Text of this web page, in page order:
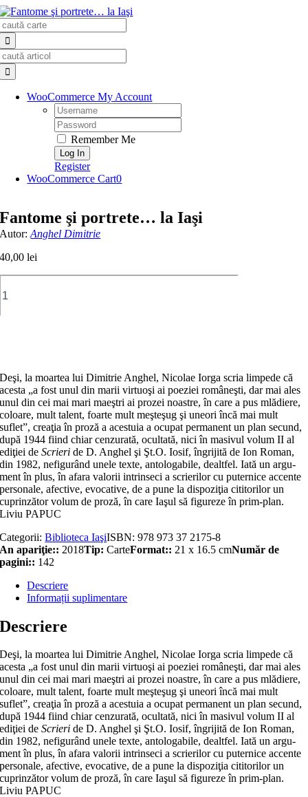
Skip
to
content
WooCommerce My Account
Username:
Password:
Remember Me
Register
WooCommerce Cart0
Fantome şi portrete… la Iaşi
Autor:Anghel Dimitrie
40,00lei
Deşi, la moartea lui Dimitrie Anghel, Nicolae Iorga scria limpede că
acesta „a fost unul din marii virtuoşi ai poeziei româneşti, dar mai ales
unul din cei mai mari maeştri ai prozei noastre, în care a pus mlădiere,
coloare, mult talent, foarte mult meşteşug şi une­ori încă mai mult
suflet”, creaţia în pro­ză a aces­tu­ia a ocupat permanent un plan se­­cund,
du­pă 1944 fiind chiar cenzurată, ocul­­tată, nici în masivul volum II al
ediţiei deScrieri de D. An­ghel şi Şt.O. Iosif, îngrijită de Ion Roman,
din 1982, nefigurând unele tex­­te, antologabile, dealtfel. Iată un argu­
ment în plus, în afara va­lorii in­trin­seci a scrierilor cu puternice accente
personale, afective, evocative, de a pune la dispoziţia ci­­titorilor un
cuprinzător volum de proză, în ca­re Iaşul să figureze în prim‑plan.
Liviu PAPUC
Categorii:Biblioteca IaşiISBN:978 973 37 2175-8
An apariţie:: 2018Tip: CarteFormat:: 21 x 16.5 cmNumăr de
pagini:: 142
Descriere
Informații suplimentare
Descriere
Deşi, la moartea lui Dimitrie Anghel, Nicolae Iorga scria limpede că
acesta „a fost unul din marii virtuoşi ai poeziei româneşti, dar mai ales
unul din cei mai mari maeştri ai prozei noastre, în care a pus mlădiere,
coloare, mult talent, foarte mult meşteşug şi une­ori încă mai mult
suflet”, creaţia în pro­ză a aces­tu­ia a ocupat permanent un plan se­­cund,
du­pă 1944 fiind chiar cenzurată, ocul­­tată, nici în masivul volum II al
ediţiei deScrieri de D. An­ghel şi Şt.O. Iosif, îngrijită de Ion Roman,
din 1982, nefigurând unele tex­­te, antologabile, dealtfel. Iată un argu­
ment în plus, în afara va­lorii in­trin­seci a scrierilor cu puternice accente
personale, afective, evocative, de a pune la dispoziţia ci­­titorilor un
cuprinzător volum de proză, în ca­re Iaşul să figureze în prim‑plan.
Liviu PAPUC